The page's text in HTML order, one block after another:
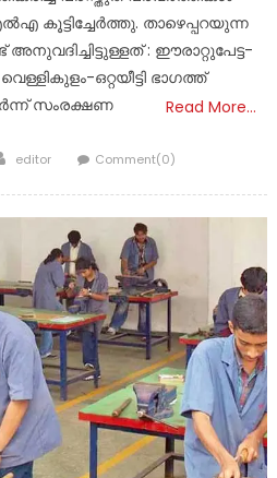
കൂട്ടിച്ചേർത്തു. താഴെപ്പറയുന്ന
: ഈരാറ്റുപേട്ട-
ഒറ്റയീട്ടി ഭാഗത്ത്
സംരക്ഷണ
Read More…
Author
editor Comment(0)